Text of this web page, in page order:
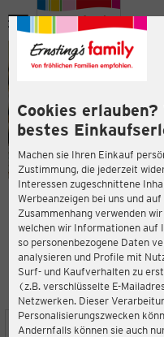
Cookies
bestes
Machen sie Ihren Einkauf
Zustimmung, die jederzeit
Interessen zugeschnittene
Werbeanzeigen bei uns und
Zusammenhang verwenden
welchen wir Informationen auf
so personenbezogene Daten
analysieren und Profile mit
Surf- und Kaufverhalten zu
(z.B. verschlüsselte E-
Netzwerken. Dieser
Personalisierungszwecken
Andernfalls können sie auch
Menü
In
32278
4,4
STANDORT SERVICES